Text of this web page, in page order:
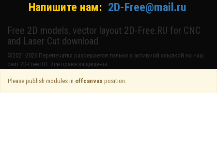
Напишите нам: 2D-Free@mail.ru
Free 2D models, vector layout 2D-Free.RU for CNC
and Laser Cut download
©2021-2026 Перепечатка разрешается только с активной ссылкой на наш
сайт 2D-Free.RU. Все права защищены.
Please publish modules in offcanvas position.